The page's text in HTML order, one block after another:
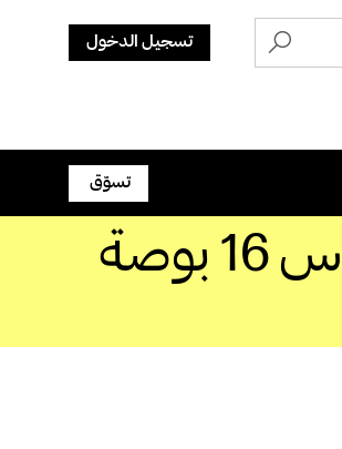
تسجيل الدخول
تسوّق
حقيبة للكمبيوتر المحمول HP Renew Executive مقاس 16 بوصة